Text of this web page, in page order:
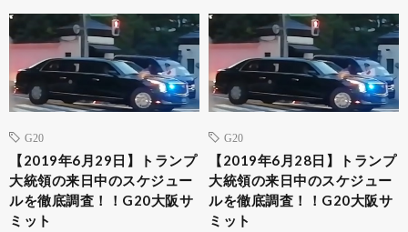
G20
【2019年6月29日】トランプ
大統領の来日中のスケジュー
ルを徹底調査！！G20大阪サ
ミット
G20
【2019年6月28日】トランプ
大統領の来日中のスケジュー
ルを徹底調査！！G20大阪サ
ミット